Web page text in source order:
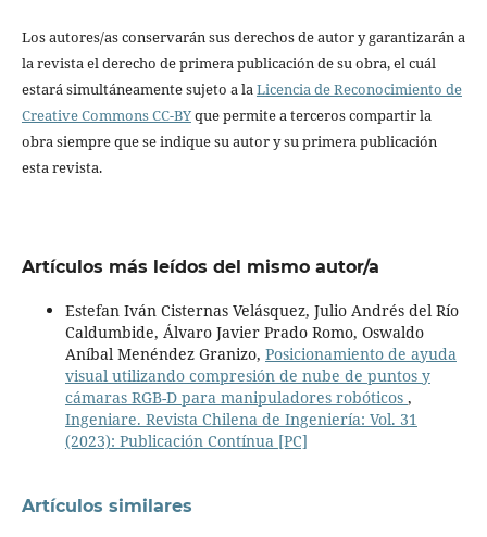
Los autores/as conservarán sus derechos de autor y garantizarán a
la revista el derecho de primera publicación de su obra, el cuál
estará simultáneamente sujeto a la Licencia de Reconocimiento de
Creative Commons CC-BYque permite a terceros compartir la
obra siempre que se indique su autor y su primera publicación
esta revista.
Artículos más leídos del mismo autor/a
Estefan Iván Cisternas Velásquez, Julio Andrés del Río
Caldumbide, Álvaro Javier Prado Romo, Oswaldo
Aníbal Menéndez Granizo, Posicionamiento de ayuda
visual utilizando compresión de nube de puntos y
cámaras RGB-D para manipuladores robóticos ,
Ingeniare. Revista Chilena de Ingeniería: Vol. 31
(2023): Publicación Contínua [PC]
Artículos similares